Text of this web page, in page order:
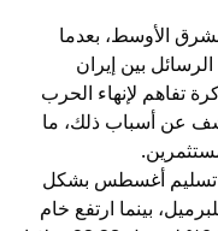
الأوسط، بعدما
بين إيران
تفاهم لإنهاء الحرب
عن أسباب ذلك، ما
تسليم أغسطس بشكل
إلى 94.84 دولارًا للبرميل، بينما ارتفع خام